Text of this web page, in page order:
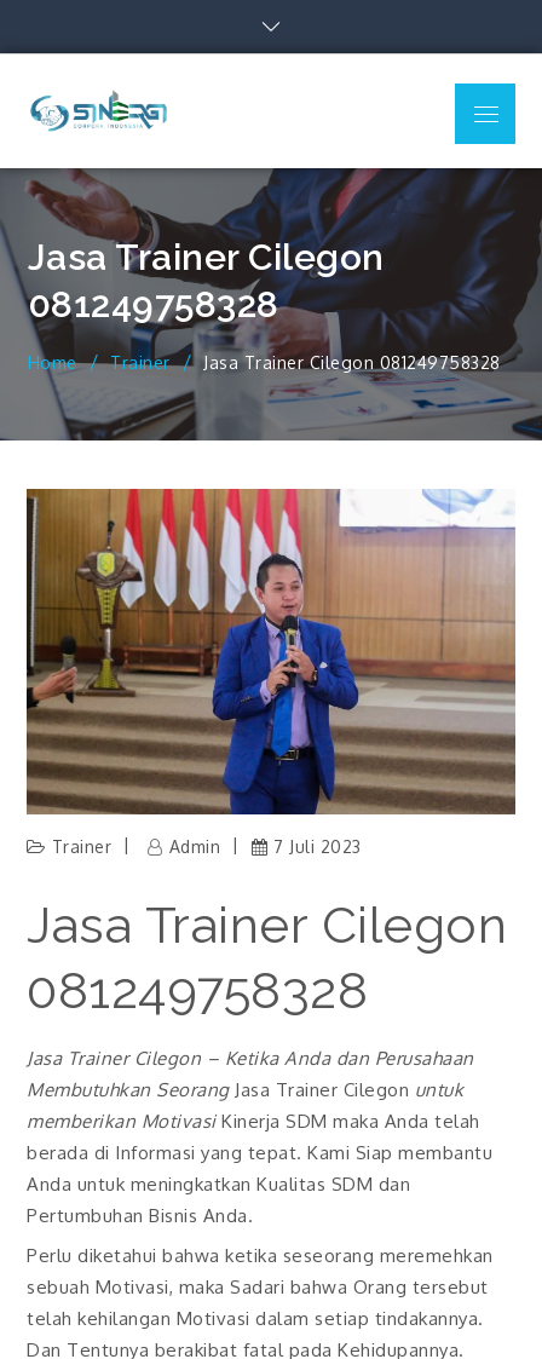
Indonesia
Menu
Jasa Trainer Cilegon
081249758328
Home Trainer Jasa Trainer Cilegon 081249758328
Trainer Admin 7 Juli 2023
Jasa Trainer Cilegon
081249758328
Jasa Trainer Cilegon – Ketika Anda dan Perusahaan
Membutuhkan Seorang Jasa Trainer Cilegon untuk
memberikan MotivasiKinerja SDM maka Anda telah
berada di Informasi yang tepat. Kami Siap membantu
Anda untuk meningkatkan Kualitas SDM dan
Pertumbuhan Bisnis Anda.
Perlu diketahui bahwa ketika seseorang meremehkan
sebuah Motivasi, maka Sadari bahwa Orang tersebut
telah kehilangan Motivasi dalam setiap tindakannya.
Dan Tentunya berakibat fatal pada Kehidupannya.